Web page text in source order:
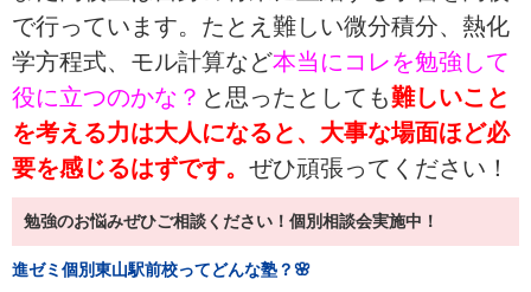
で行っています。たとえ難しい微分積分、熱化
学方程式、モル計算など本当にコレを勉強して
役に立つのかな？ と思ったとしても難しいこと
を考える力は大人になると、大事な場面ほど必
要を感じるはずです。 ぜひ頑張ってください！
勉強のお悩みぜひご相談ください！個別相談会実施中！
進ゼミ個別東山駅前校ってどんな塾？🌸